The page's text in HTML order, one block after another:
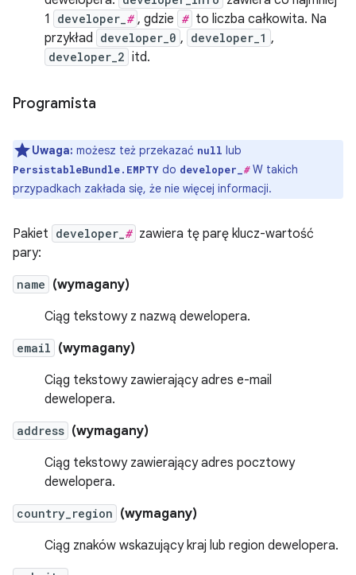
1
developer_ # , gdzie # to liczba całkowita. Na
przykład developer_0 , developer_1 ,
developer_2 itd.
Programista
Uwaga: możesz też przekazać null lub
PersistableBundle.EMPTY do developer_ #W takich
przypadkach zakłada się, że nie więcej informacji.
Pakiet developer_ # zawiera tę parę klucz-wartość
pary:
name (wymagany)
Ciąg tekstowy z nazwą dewelopera.
email (wymagany)
Ciąg tekstowy zawierający adres e-mail
dewelopera.
address (wymagany)
Ciąg tekstowy zawierający adres pocztowy
dewelopera.
country_region (wymagany)
Ciąg znaków wskazujący kraj lub region dewelopera.